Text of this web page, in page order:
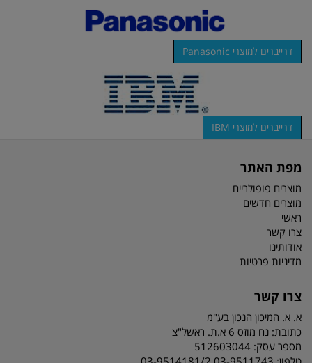
דרייברים למוצרי Panasonic
דרייברים למוצרי IBM
מפת האתר
מוצרים פופולריים
מוצרים חדשים
ראשי
צרו קשר
אודותינו
מדיניות פרטיות
צרו קשר
א. א. המיכון הנכון בע"מ
כתובת: נח מוזס 6 א.ת. ראשל"צ
מספר עסק: 512603044